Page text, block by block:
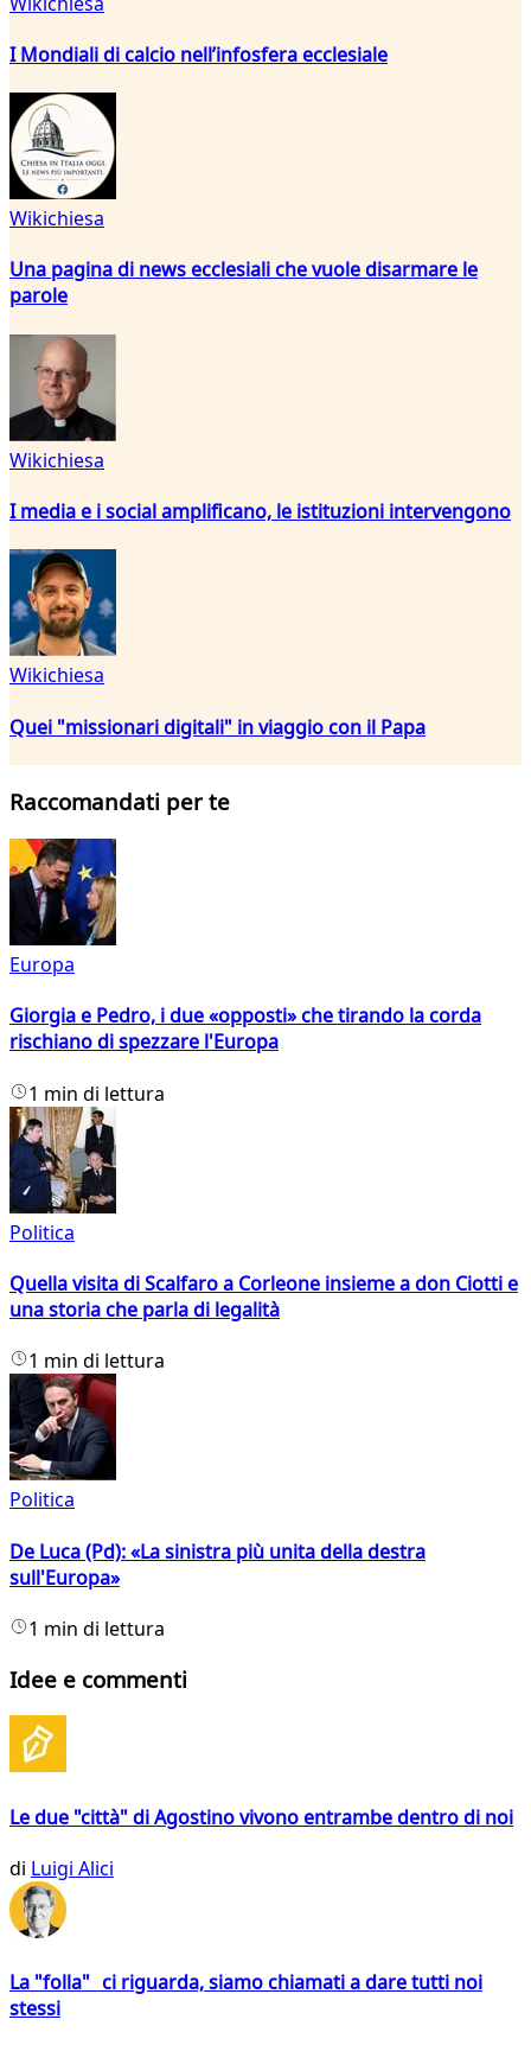
I Mondiali di calcio nell’infosfera ecclesiale
Wikichiesa
Una pagina di news ecclesiali che vuole disarmare le
parole
Wikichiesa
I media e i social amplificano, le istituzioni intervengono
Wikichiesa
Quei "missionari digitali" in viaggio con il Papa
Raccomandati per te
Europa
Giorgia e Pedro, i due «opposti» che tirando la corda
rischiano di spezzare l'Europa
1 min di lettura
Politica
Quella visita di Scalfaro a Corleone insieme a don Ciotti e
una storia che parla di legalità
1 min di lettura
Politica
De Luca (Pd): «La sinistra più unita della destra
sull'Europa»
1 min di lettura
Idee e commenti
Le due "città" di Agostino vivono entrambe dentro di noi
di Luigi Alici
La "folla" ci riguarda, siamo chiamati a dare tutti noi
stessi